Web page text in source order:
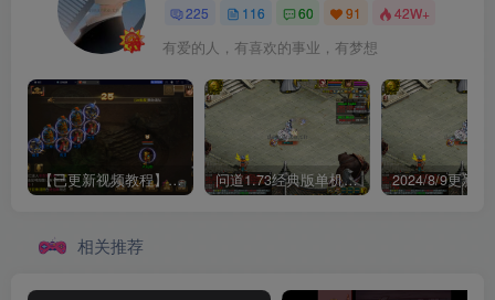
225 116 60 91 42W+
有爱的人，有喜欢的事业，有梦想
【已更新视频教程】某道五周年单机一键端所有任务均可单机！ 问道1.73经典版单机文字教程+视频教程免费下载【2024/7/30更新】
相关推荐